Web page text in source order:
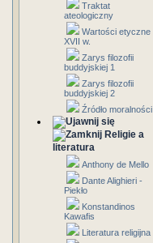
Traktat
ateologiczny
Wartości etyczne
XVII w.
Zarys filozofii
buddyjskiej 1
Zarys filozofii
buddyjskiej 2
Źródło moralności
Religie a
literatura
Anthony de Mello
Dante Alighieri -
Piekło
Konstandinos
Kawafis
Literatura religijna